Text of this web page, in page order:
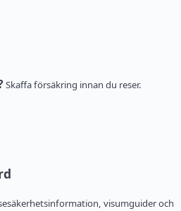
Skaffa försäkring innan du reser.
visumguider och